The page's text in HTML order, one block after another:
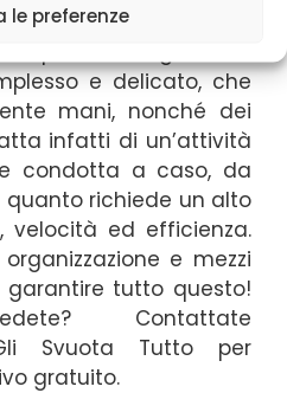
le preferenze
da un luogo ad un
e delicato, che
mani, nonché dei
infatti di un’attività
condotta a caso, da
quanto richiede un alto
velocità ed efficienza.
e mezzi
tutto questo!
Contattate
Svuota Tutto per
gratuito.